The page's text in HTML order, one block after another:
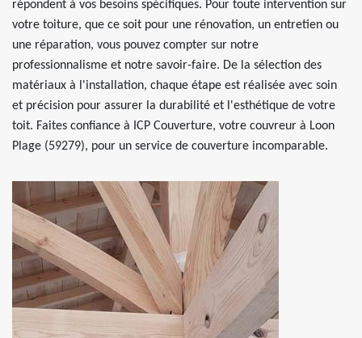
répondent à vos besoins spécifiques. Pour toute intervention sur
votre toiture, que ce soit pour une rénovation, un entretien ou
une réparation, vous pouvez compter sur notre
professionnalisme et notre savoir-faire. De la sélection des
matériaux à l'installation, chaque étape est réalisée avec soin
et précision pour assurer la durabilité et l'esthétique de votre
toit. Faites confiance à ICP Couverture, votre couvreur à Loon
Plage (59279), pour un service de couverture incomparable.